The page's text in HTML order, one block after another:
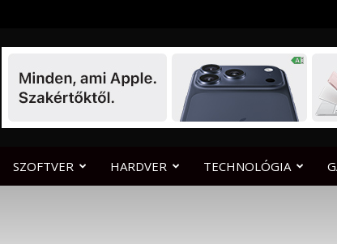
SZOFTVER HARDVER TECHNOLÓGIA